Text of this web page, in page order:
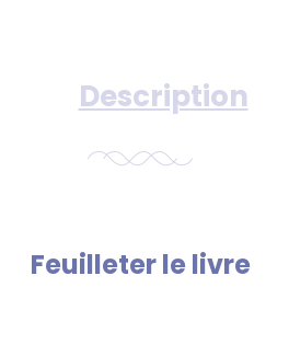
Description
Feuilleter le livre